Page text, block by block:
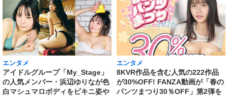
エンタメ
アイドルグループ「My_Stage」
の人気メンバー・浜辺ゆりなが色
白マシュマロボディをビキニ姿や
エンタメ
8KVR作品を含む人気の222作品
が30%OFF! FANZA動画が「春の
パンツまつり30％OFF」第2弾を